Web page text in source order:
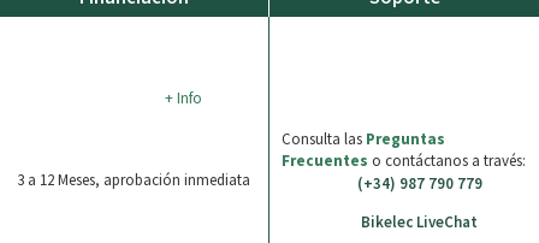
+ Info
3 a 12 Meses, aprobación inmediata
Consulta las Preguntas
Frecuentes o contáctanos a través:
(+34) 987 790 779
Bikelec LiveChat